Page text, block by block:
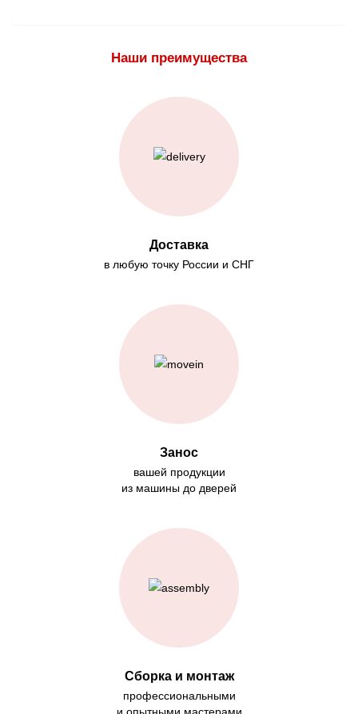
Наши преимущества
Доставка
в любую точку России и СНГ
Занос
вашей продукции
из машины до дверей
Сборка и монтаж
профессиональными
и опытными мастерами